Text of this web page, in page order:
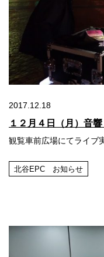
2017.12.18
１２月４日（月）音
観覧車前広場にてライブ
北谷EPC お知らせ